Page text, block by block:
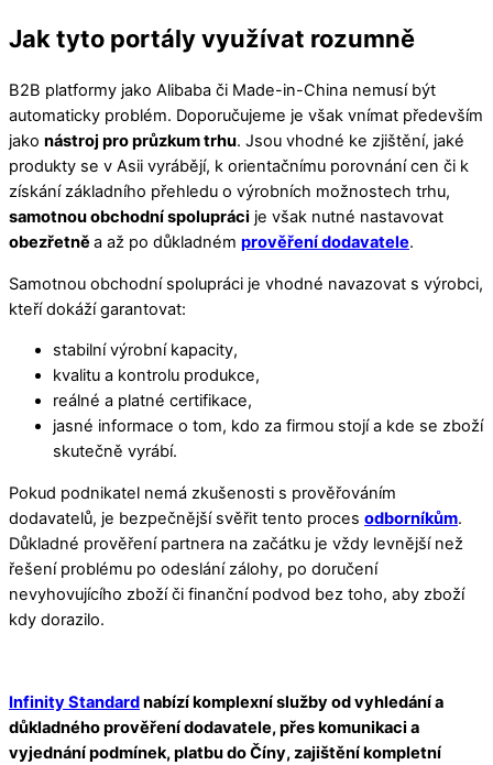
Jak tyto portály využívat rozumně
B2B platformy jako Alibaba či Made-in-China nemusí být
automaticky problém. Doporučujeme je však vnímat především
jako nástroj pro průzkum trhu. Jsou vhodné ke zjištění, jaké
produkty se v Asii vyrábějí, k orientačnímu porovnání cen či k
získání základního přehledu o výrobních možnostech trhu,
samotnou obchodní spolupráci je však nutné nastavovat
obezřetně a až po důkladném prověření dodavatele.
Samotnou obchodní spolupráci je vhodné navazovat s výrobci,
kteří dokáží garantovat:
stabilní výrobní kapacity,
kvalitu a kontrolu produkce,
reálné a platné certifikace,
jasné informace o tom, kdo za firmou stojí a kde se zboží
skutečně vyrábí.
Pokud podnikatel nemá zkušenosti s prověřováním
dodavatelů, je bezpečnější svěřit tento proces odborníkům.
Důkladné prověření partnera na začátku je vždy levnější než
řešení problému po odeslání zálohy, po doručení
nevyhovujícího zboží či finanční podvod bez toho, aby zboží
kdy dorazilo.
Infinity Standardnabízí komplexní služby od vyhledání a
důkladného prověření dodavatele, přes komunikaci a
vyjednání podmínek, platbu do Číny, zajištění kompletní